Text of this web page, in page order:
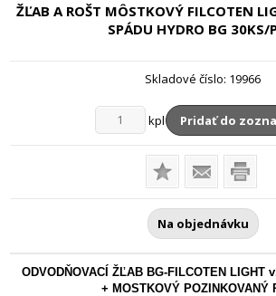
ŽĽAB A ROŠT MÔSTKOVÝ FILCOTEN
SPÁDU HYDRO BG 30KS/
Skladové číslo: 19966
kpl Pridať do
Na objednávku
ODVODŇOVACÍ ŽĽAB BG-FILCOTEN LIGHT
+ MOSTKOVÝ POZINKOVANÝ